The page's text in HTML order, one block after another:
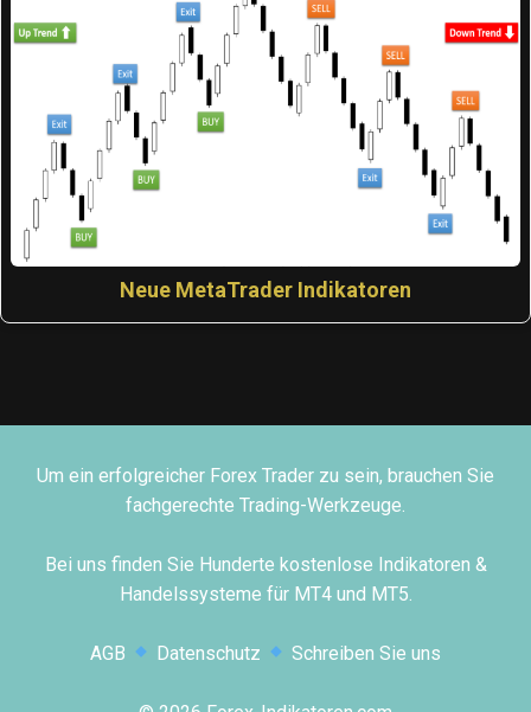
Neue MetaTrader Indikatoren
Um ein erfolgreicher Forex Trader zu sein, brauchen Sie
fachgerechte Trading-Werkzeuge.
Bei uns finden Sie Hunderte kostenlose Indikatoren &
Handelssysteme für MT4 und MT5.
AGB Datenschutz Schreiben Sie uns